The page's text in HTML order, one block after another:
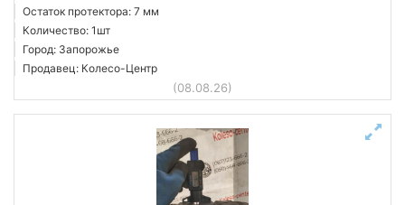
Остаток протектора: 7 мм
Количество: 1шт
Город: Запорожье
Продавец: Колесо-Центр
(08.08.26)